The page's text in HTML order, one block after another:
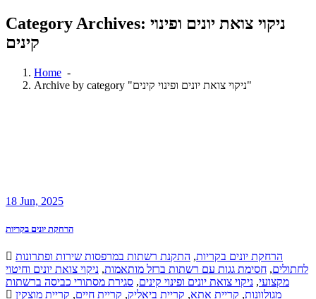
Category Archives: ניקוי צואת יונים ופינוי
קינים
Home -
Archive by category "ניקוי צואת יונים ופינוי קינים"
18 Jun, 2025
הרחקת יונים בקריות
הרחקת יונים בקריות, התקנת רשתות במרפסות שירות ופתרונות
לחתולים, חסימת גגות עם רשתות ברזל מותאמות, ניקוי צואת יונים וחיטוי
מקצועי, ניקוי צואת יונים ופינוי קינים, סגירת מסתורי כביסה ברשתות
מגולוונות, קריית אתא, קריית ביאליק, קריית חיים, קריית מוצקין